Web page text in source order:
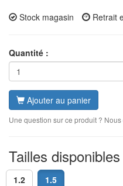
Stock magasin Retrait
Quantité :
Ajouter au panier
Une question sur ce produit ? Nous
Tailles disponibles
1.2 1.5